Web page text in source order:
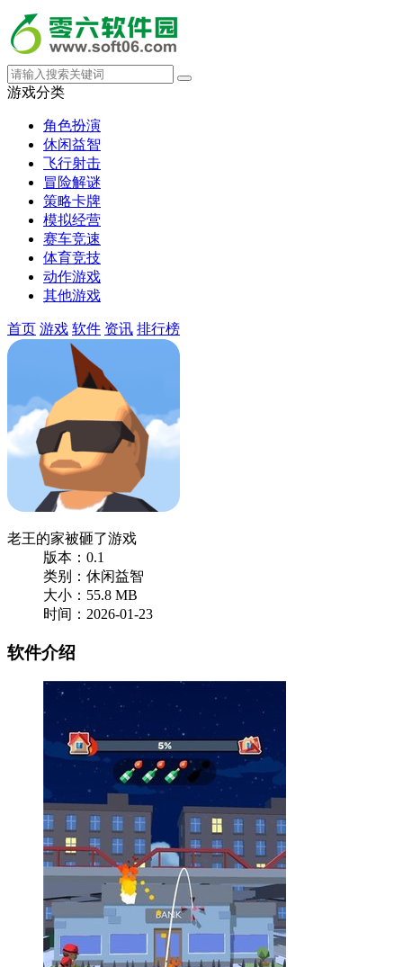
游戏分类
角色扮演
休闲益智
飞行射击
冒险解谜
策略卡牌
模拟经营
赛车竞速
体育竞技
动作游戏
其他游戏
首页 游戏 软件 资讯 排行榜
老王的家被砸了游戏
版本：0.1
类别：休闲益智
大小：55.8 MB
时间：2026-01-23
软件介绍